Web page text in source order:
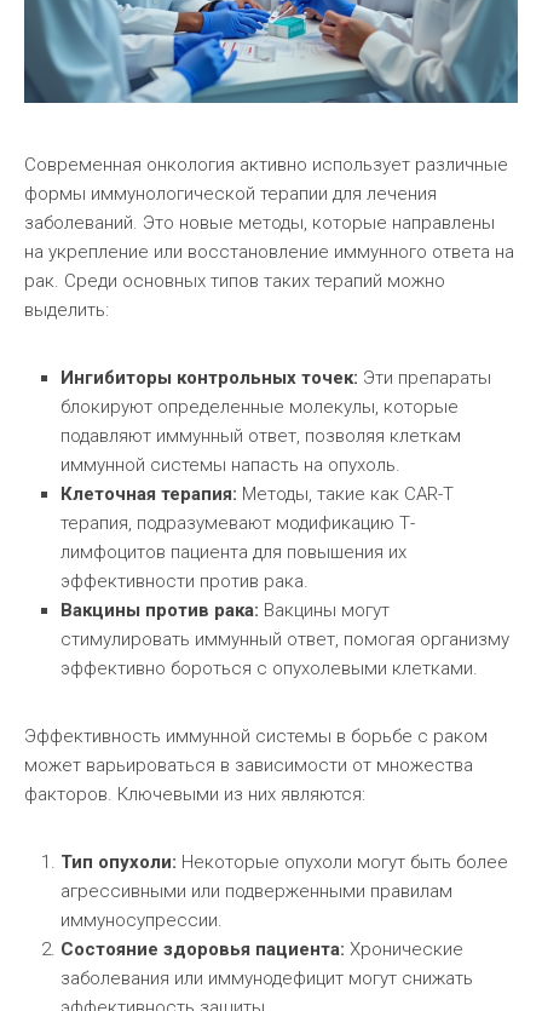
Современная онкология активно использует различные
формы иммунологической терапии для лечения
заболеваний. Это новые методы, которые направлены
на укрепление или восстановление иммунного ответа на
рак. Среди основных типов таких терапий можно
выделить:
Ингибиторы контрольных точек: Эти препараты
блокируют определенные молекулы, которые
подавляют иммунный ответ, позволяя клеткам
иммунной системы напасть на опухоль.
Клеточная терапия: Методы, такие как CAR-T
терапия, подразумевают модификацию Т-
лимфоцитов пациента для повышения их
эффективности против рака.
Вакцины против рака: Вакцины могут
стимулировать иммунный ответ, помогая организму
эффективно бороться с опухолевыми клетками.
Эффективность иммунной системы в борьбе с раком
может варьироваться в зависимости от множества
факторов. Ключевыми из них являются:
Тип опухоли: Некоторые опухоли могут быть более
агрессивными или подверженными правилам
иммуносупрессии.
Состояние здоровья пациента: Хронические
заболевания или иммунодефицит могут снижать